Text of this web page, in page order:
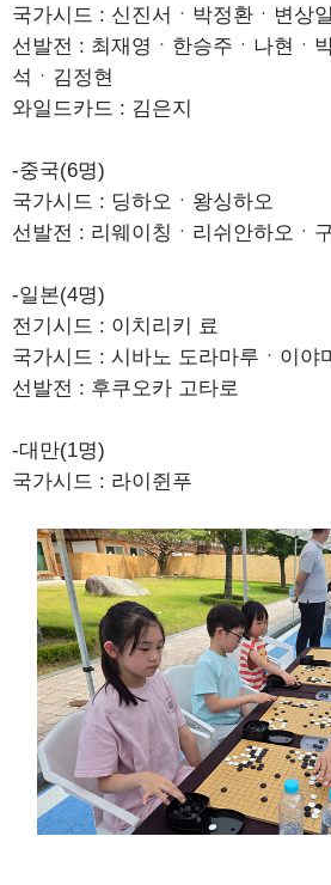
국가시드 : 신진서ㆍ박정환ㆍ변상
선발전 : 최재영ㆍ한승주ㆍ나현ㆍ
석ㆍ김정현
와일드카드 : 김은지
-중국(6명)
국가시드 : 딩하오ㆍ왕싱하오
선발전 : 리웨이칭ㆍ리쉬안하오ㆍ
-일본(4명)
전기시드 : 이치리키 료
국가시드 : 시바노 도라마루ㆍ이야
선발전 : 후쿠오카 고타로
-대만(1명)
국가시드 : 라이쥔푸